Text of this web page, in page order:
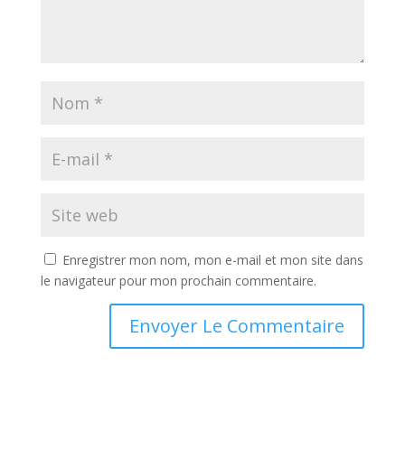
Enregistrer mon nom, mon e-mail et mon site dans
le navigateur pour mon prochain commentaire.